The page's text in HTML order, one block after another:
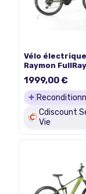
Vélo
Raymon
tout suspendu
630 Wh
1999,00 €
Cdiscount
Vie